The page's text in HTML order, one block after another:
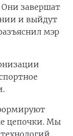
Они завершат
и выйдут
мэр
цепочки. Мы